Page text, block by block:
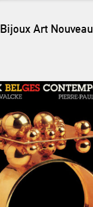
Bijoux Art Nouveau